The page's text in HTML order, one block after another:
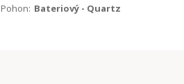
Pohon: Bateriový - Quartz